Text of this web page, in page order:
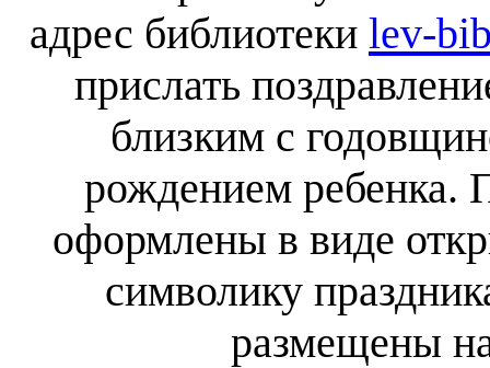
адрес библиотеки lev-
прислать
близким с
рождением ребенка.
оформлены в виде
символику
размещены